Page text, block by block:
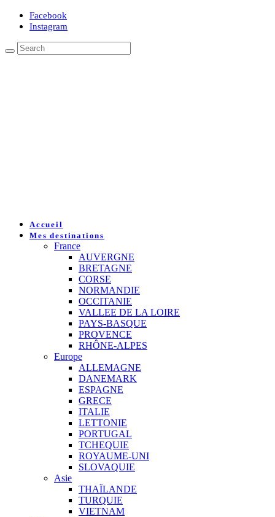
Facebook
Instagram
Accueil
Mes destinations
France
AUVERGNE
BRETAGNE
CORSE
NORMANDIE
OCCITANIE
VALLEE DE LA LOIRE
PAYS-BASQUE
PROVENCE
RHÔNE-ALPES
Europe
ALLEMAGNE
DANEMARK
ESPAGNE
GRECE
ITALIE
LETTONIE
PORTUGAL
TCHEQUIE
ROYAUME-UNI
SLOVAQUIE
Asie
THAÏLANDE
TURQUIE
VIETNAM